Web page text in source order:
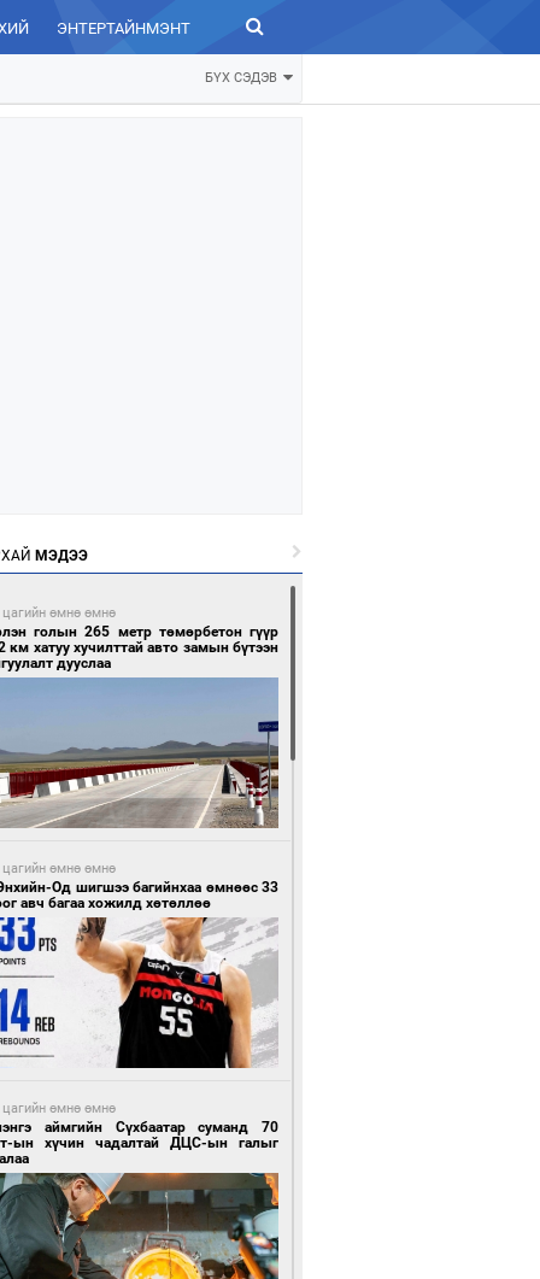
ЭНТЕРТАЙНМЭНТ ЗУРХАЙ
БҮХ СЭДЭВ
МЭДЭЭ
цагийн өмнө өмнө
голын 265 метр төмөрбетон гүүр
км хатуу хучилттай авто замын бүтээн
дууслаа
цагийн өмнө өмнө
Од шигшээ багийнхаа өмнөөс 33
авч багаа хожилд хөтөллөө
цагийн өмнө өмнө
аймгийн Сүхбаатар суманд 70
ын хүчин чадалтай ДЦС-ын галыг